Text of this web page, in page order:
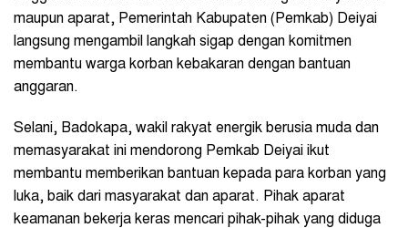
maupun aparat, Pemerintah Kabupaten (Pemkab) Deiyai
langsung mengambil langkah sigap dengan komitmen
membantu warga korban kebakaran dengan bantuan
anggaran.
Selani, Badokapa, wakil rakyat energik berusia muda dan
memasyarakat ini mendorong Pemkab Deiyai ikut
membantu memberikan bantuan kepada para korban yang
luka, baik dari masyarakat dan aparat. Pihak aparat
keamanan bekerja keras mencari pihak-pihak yang diduga